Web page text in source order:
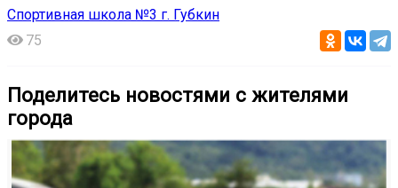
Спортивная школа №3 г. Губкин
75
Поделитесь новостями с жителями
города